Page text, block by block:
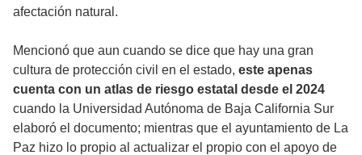
afectación natural.
Mencionó que aun cuando se dice que hay una gran
cultura de protección civil en el estado, este apenas
cuenta con un atlas de riesgo estatal desde el 2024
cuando la Universidad Autónoma de Baja California Sur
elaboró el documento; mientras que el ayuntamiento de La
Paz hizo lo propio al actualizar el propio con el apoyo de